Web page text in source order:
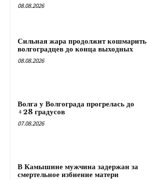
08.08.2026
Сильная жара продолжит кошмарить
волгоградцев до конца выходных
08.08.2026
Волга у Волгограда прогрелась до
+28 градусов
07.08.2026
В Камышине мужчина задержан за
смертельное избиение матери